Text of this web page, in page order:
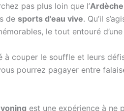
pas plus loin que l’Ardèche
de sports d’eau vive. Qu’il
le tout entouré
à couper le souffle et leurs
pourrez pagayer entre
est une expérience à ne